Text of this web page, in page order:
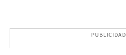
PUBLICIDAD